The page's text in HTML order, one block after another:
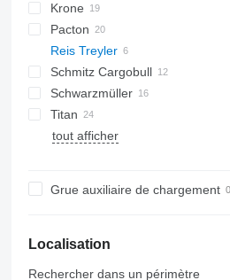
SZS
D-series
SP
Krone
SD
SDP
SZ
S 24
SN
O-3
MPS
SPL
OVB
Pacton
T-series
TPD
TXD
NV
Reis Treyler
Schmitz Cargobull
S-series
SCB
SCS
Schwarzmüller
S1
SPA
Titan
VHLO
VO
NS
D-series
tout afficher
Grue auxiliaire de chargement
Localisation
Rechercher dans un périmètre